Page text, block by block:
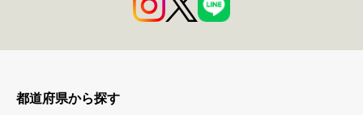
都道府県から探す